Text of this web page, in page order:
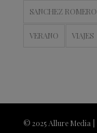
SANCHEZ ROMERO
VERANO VIAJES
© 2025 Allure Media |